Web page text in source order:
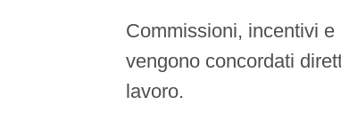
Commissioni, incentivi
vengono concordati
lavoro.